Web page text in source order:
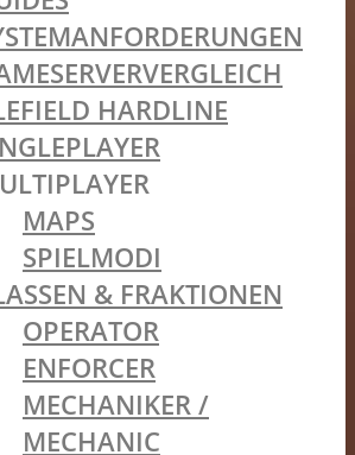
HARDLINE
MAPS
SPIELMODI
& FRAKTIONEN
OPERATOR
ENFORCER
MECHANIKER /
MECHANIC